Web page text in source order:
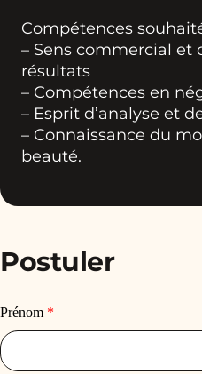
Compétences
– Sens commercial et
résultats
– Compétences en
– Esprit d’analyse et
– Connaissance du
beauté.
Postuler